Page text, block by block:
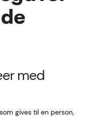
med
gives til en person,